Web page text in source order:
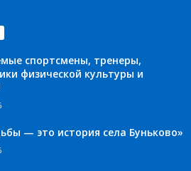
спортсмены, тренеры,
физической культуры и
— это история села Буньково»